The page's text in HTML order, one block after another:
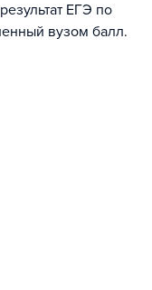
ЕГЭ по
вузом балл.